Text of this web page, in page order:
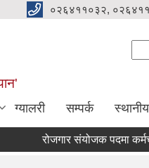
०२६४११०३२,
ग्यालरी सम्पर्क
रोजगार संयोजक पदमा